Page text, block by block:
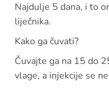
Najdulje 5 dana, i to
liječnika.
Kako ga čuvati?
Čuvajte ga na 15 do
vlage, a injekcije se